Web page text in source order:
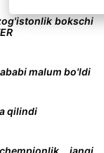
bokschi
malum bo'ldi
qilindi